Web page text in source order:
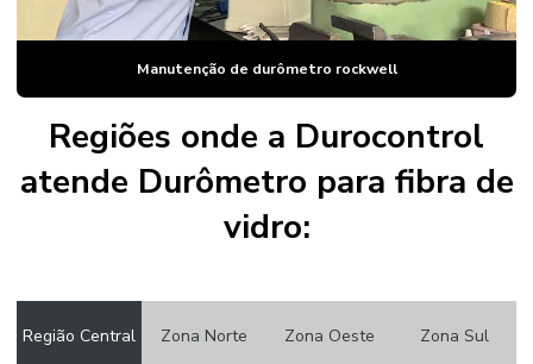
Manutenção de durômetro rockwell
Regiões onde a Durocontrol
atende Durômetro para fibra de
vidro:
Região Central Zona Norte Zona Oeste Zona Sul